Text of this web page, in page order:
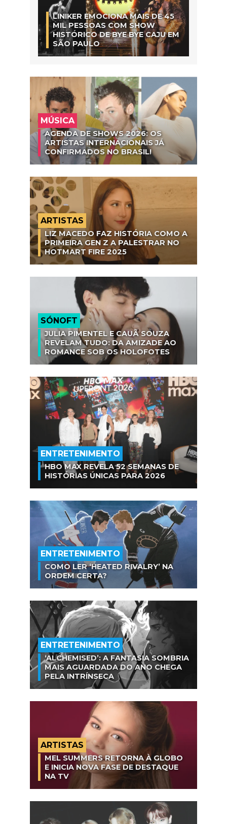
LINIKER EMOCIONA MAIS DE 45
MIL PESSOAS COM SHOW
HISTÓRICO DE BYE BYE CAJU EM
SÃO PAULO
MÚSICA
AGENDA DE SHOWS 2026: OS
ARTISTAS INTERNACIONAIS JÁ
CONFIRMADOS NO BRASIL!
ARTISTAS
LIZ MACEDO FAZ HISTÓRIA COMO A
PRIMEIRA GEN Z A PALESTRAR NO
HOTMART FIRE 2025
SÓNOFT
JULIA PIMENTEL E CAUÃ SOUZA
REVELAM TUDO: DA AMIZADE AO
ROMANCE SOB OS HOLOFOTES
ENTRETENIMENTO
HBO MAX REVELA 52 SEMANAS DE
HISTÓRIAS ÚNICAS PARA 2026
ENTRETENIMENTO
COMO LER ‘HEATED RIVALRY’ NA
ORDEM CERTA?
ENTRETENIMENTO
‘ALCHEMISED’: A FANTASIA SOMBRIA
MAIS AGUARDADA DO ANO CHEGA
PELA INTRÍNSECA
ARTISTAS
MEL SUMMERS RETORNA À GLOBO
E INICIA NOVA FASE DE DESTAQUE
NA TV